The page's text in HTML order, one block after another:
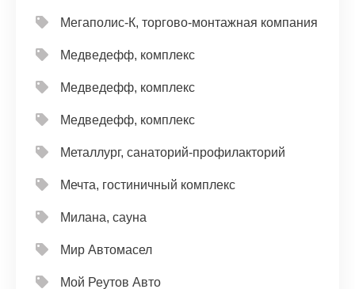
Мегаполис-К, торгово-монтажная компания
Медведефф, комплекс
Медведефф, комплекс
Медведефф, комплекс
Металлург, санаторий-профилакторий
Мечта, гостиничный комплекс
Милана, сауна
Мир Автомасел
Мой Реутов Авто